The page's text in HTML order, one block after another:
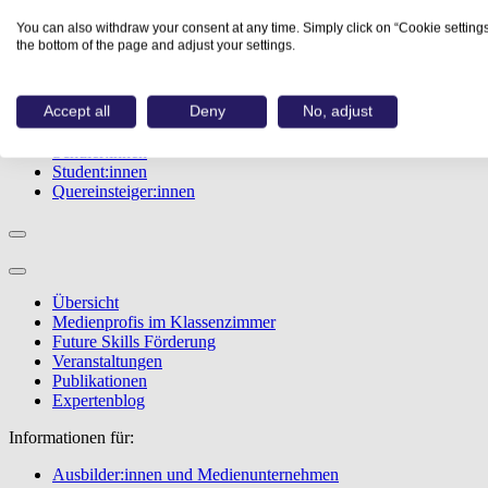
Studiengänge
Events
Berufstest
Informationen für:
Student:innen
Quereinsteiger:innen
Übersicht
Medienprofis im Klassenzimmer
Future Skills Förderung
Veranstaltungen
Publikationen
Expertenblog
Informationen für:
Ausbilder:innen und Medienunternehmen
You can also withdraw your consent at any time. Simply click on “Cookie
the bottom of the page and adjust your settings.
Accept all Deny No, adjust